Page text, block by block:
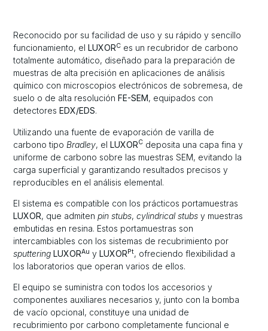
Reconocido por su facilidad de uso y su rápido y sencillo
funcionamiento, elLUXORC es un recubridor de carbono
totalmente automático, diseñado para la preparación de
muestras de alta precisión en aplicaciones de análisis
químico con microscopios electrónicos de sobremesa, de
suelo o de alta resoluciónFE-SEM, equipados con
detectoresEDX/EDS.
Utilizando una fuente de evaporación de varilla de
carbono tipo Bradley, elLUXORC deposita una capa fina y
uniforme de carbono sobre las muestras SEM, evitando la
carga superficial y garantizando resultados precisos y
reproducibles en el análisis elemental.
El sistema es compatible con los prácticos portamuestras
LUXOR, que admitenpin stubs,cylindrical stubs y muestras
embutidas en resina. Estos portamuestras son
intercambiables con los sistemas de recubrimiento por
sputtering LUXORAu yLUXORPt, ofreciendo flexibilidad a
los laboratorios que operan varios de ellos.
El equipo se suministra con todos los accesorios y
componentes auxiliares necesarios y, junto con la bomba
de vacío opcional, constituye una unidad de
recubrimiento por carbono completamente funcional e